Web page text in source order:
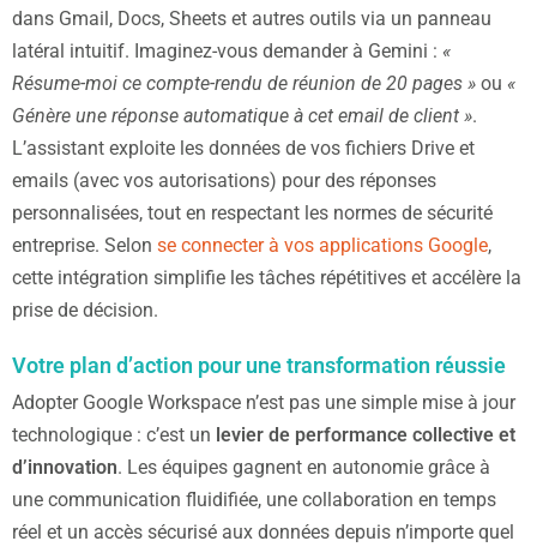
dans Gmail, Docs, Sheets et autres outils via un panneau
latéral intuitif. Imaginez-vous demander à Gemini : «
Résume-moi ce compte-rendu de réunion de 20 pages » ou «
Génère une réponse automatique à cet email de client ».
L’assistant exploite les données de vos fichiers Drive et
emails (avec vos autorisations) pour des réponses
personnalisées, tout en respectant les normes de sécurité
entreprise. Selon se connecter à vos applications Google,
cette intégration simplifie les tâches répétitives et accélère la
prise de décision.
Votre plan d’action pour une transformation réussie
Adopter Google Workspace n’est pas une simple mise à jour
technologique : c’est un levier de performance collective et
d’innovation. Les équipes gagnent en autonomie grâce à
une communication fluidifiée, une collaboration en temps
réel et un accès sécurisé aux données depuis n’importe quel